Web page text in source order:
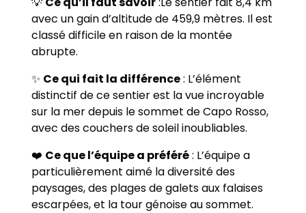
avec un gain d’altitude de 459,9 mètres. Il est
classé difficile en raison de la montée
abrupte.
✨ Ce qui fait la différence: L’élément
distinctif de ce sentier est la vue incroyable
sur la mer depuis le sommet de Capo Rosso,
avec des couchers de soleil inoubliables.
❤️ Ce que l’équipe a préféré: L’équipe a
particulièrement aimé la diversité des
paysages, des plages de galets aux falaises
escarpées, et la tour génoise au sommet.